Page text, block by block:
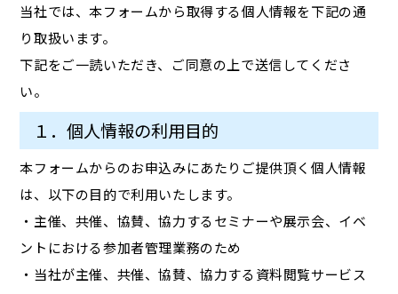
当社では、本フォームから取得する個人情報を下記の通
り取扱います。
下記をご一読いただき、ご同意の上で送信してくださ
い。
１．個人情報の利用目的
本フォームからのお申込みにあたりご提供頂く個人情報
は、以下の目的で利用いたします。
・主催、共催、協賛、協力するセミナーや展示会、イベ
ントにおける参加者管理業務のため
・当社が主催、共催、協賛、協力する資料閲覧サービス